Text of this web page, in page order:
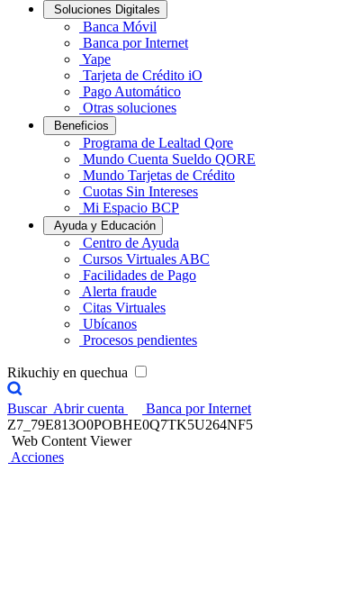
Soluciones Digitales
Banca Móvil
Banca por Internet
Yape
Tarjeta de Crédito iO
Pago Automático
Otras soluciones
Beneficios
Programa de Lealtad Qore
Mundo Cuenta Sueldo QORE
Mundo Tarjetas de Crédito
Cuotas Sin Intereses
Mi Espacio BCP
Ayuda y Educación
Centro de Ayuda
Cursos Virtuales ABC
Facilidades de Pago
Alerta fraude
Citas Virtuales
Ubícanos
Procesos pendientes
Rikuchiy en quechua
Buscar Abrir cuenta
Banca por Internet
Z7_79E813O0POBHE0Q7TK5U264NF5
Web Content Viewer
Acciones